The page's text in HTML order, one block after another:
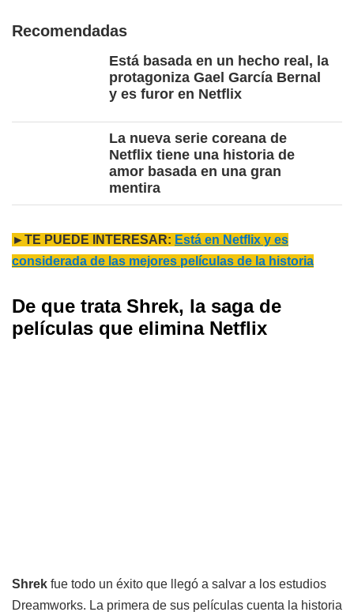
Recomendadas
Está basada en un hecho real, la
protagoniza Gael García Bernal
y es furor en Netflix
La nueva serie coreana de
Netflix tiene una historia de
amor basada en una gran
mentira
►TE PUEDE INTERESAR: Está en Netflix y es
considerada de las mejores películas de la historia
De que trata Shrek, la saga de
películas que elimina Netflix
Shrek fue todo un éxito que llegó a salvar a los estudios
Dreamworks. La primera de sus películas cuenta la historia